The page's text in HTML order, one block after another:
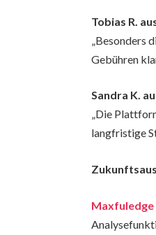
Tobias R.
„Besonders
Gebühren
Sandra K.
„Die
langfristige
Maxfuledge